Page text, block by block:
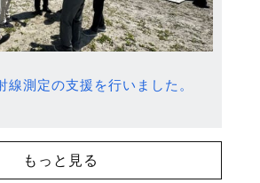
線測定の支援を行いました。
もっと見る